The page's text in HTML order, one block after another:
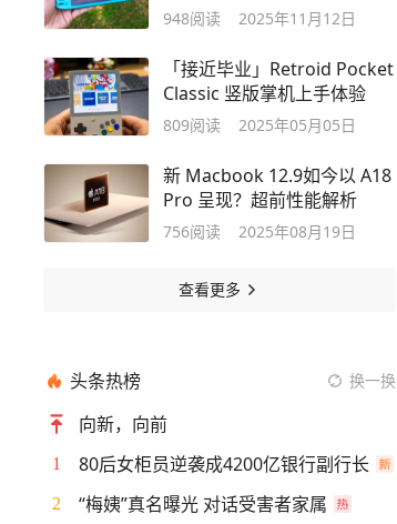
948阅读 2025年11月12日
「接近毕业」Retroid Pocket
Classic 竖版掌机上手体验
809阅读 2025年05月05日
新 Macbook 12.9如今以 A18
Pro 呈现？超前性能解析
756阅读 2025年08月19日
查看更多
头条热榜 换一换
向新，向前
1 80后女柜员逆袭成4200亿银行副行长
2 “梅姨”真名曝光 对话受害者家属